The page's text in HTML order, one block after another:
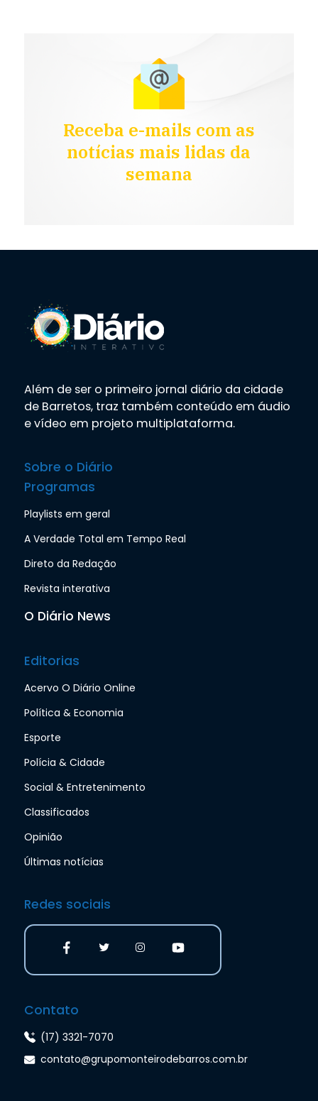
Receba e-mails com as
notícias mais lidas da
semana
Além de ser o primeiro jornal diário da cidade
de Barretos, traz também conteúdo em áudio
e vídeo em projeto multiplataforma.
Sobre o Diário
Programas
Playlists em geral
A Verdade Total em Tempo Real
Direto da Redação
Revista interativa
O Diário News
Editorias
Acervo O Diário Online
Política & Economia
Esporte
Polícia & Cidade
Social & Entretenimento
Classificados
Opinião
Últimas notícias
Redes sociais
Contato
(17) 3321-7070
contato@grupomonteirodebarros.com.br